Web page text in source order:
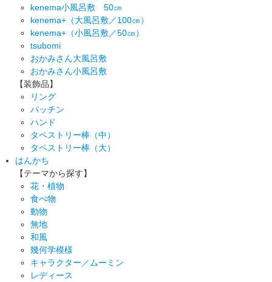
kenema小風呂敷 50㎝
kenema+（大風呂敷／100㎝）
kenema+（小風呂敷／50㎝）
tsubomi
おかみさん大風呂敷
おかみさん小風呂敷
【装飾品】
リング
パッチン
ハンド
タペストリー棒（中）
タペストリー棒（大）
はんかち
【テーマから探す】
花・植物
食べ物
動物
無地
和風
幾何学模様
キャラクター／ムーミン
レディース